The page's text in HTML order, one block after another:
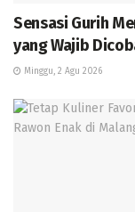
Sensasi Gurih
yang Wajib
Minggu, 2 Agu 2026